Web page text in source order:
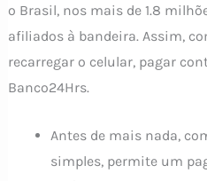
o Brasil, nos mais de 1.8
afiliados à bandeira. Assim,
recarregar o celular, pagar
Banco24Hrs.
Antes de mais nada,
simples, permite um